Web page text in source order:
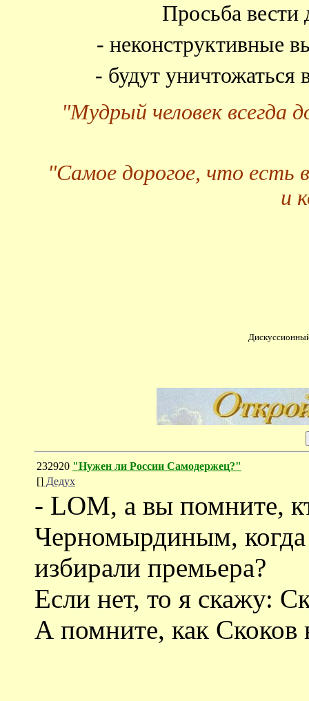
Просьба вести
- неконструктивные
- будут
"Мудрый человек всегда
"Самое дорогое, что есть
и
232920 "Нужен ли России Самодержец?"
[] Дедух
- LOM, а вы помните,
Черномырдиным,
избирали премьера?
Если нет, то я скажу:
А помните, как Скоков